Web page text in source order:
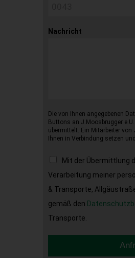
Nachricht
Die von Ihnen angegebenen
Buttons an J.Moosbrugger
übermittelt. Ein Mitarbeiter
Ihnen in Verbindung setzen
Mit der Übermittlung
Verarbeitung meiner
& Transporte,
gemäß den
Transporte.